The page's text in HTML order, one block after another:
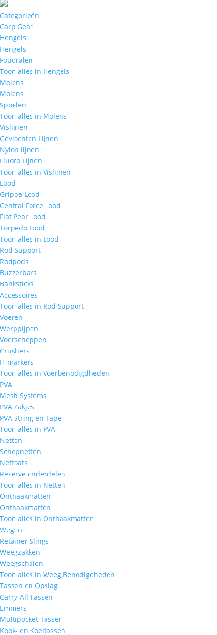
Categorieën
Carp Gear
Hengels
Hengels
Foudralen
Toon alles in Hengels
Molens
Molens
Spoelen
Toon alles in Molens
Vislijnen
Gevlochten Lijnen
Nylon lijnen
Fluoro Lijnen
Toon alles in Vislijnen
Lood
Grippa Lood
Central Force Lood
Flat Pear Lood
Torpedo Lood
Toon alles in Lood
Rod Support
Rodpods
Buzzerbars
Banksticks
Accessoires
Toon alles in Rod Support
Voeren
Werppijpen
Voerscheppen
Crushers
H-markers
Toon alles in Voerbenodigdheden
PVA
Mesh Systems
PVA Zakjes
PVA String en Tape
Toon alles in PVA
Netten
Schepnetten
Netfoats
Reserve onderdelen
Toon alles in Netten
Onthaakmatten
Onthaakmatten
Toon alles in Onthaakmatten
Wegen
Retainer Slings
Weegzakken
Weegschalen
Toon alles in Weeg Benodigdheden
Tassen en Opslag
Carry-All Tassen
Emmers
Multipocket Tassen
Kook- en Koeltassen